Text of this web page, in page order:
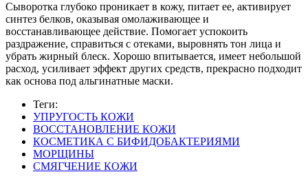
Сыворотка глубоко проникает в кожу, питает ее, активирует
синтез белков, оказывая омолаживающее и
восстанавливающее действие. Помогает успокоить
раздражение, справиться с отеками, выровнять тон лица и
убрать жирный блеск. Хорошо впитывается, имеет небольшой
расход, усиливает эффект других средств, прекрасно подходит
как основа под альгинатные маски.
Теги:
УПРУГОСТЬ КОЖИ
ВОССТАНОВЛЕНИЕ КОЖИ
КОСМЕТИКА С БИФИДОБАКТЕРИЯМИ
МОРЩИНЫ
СМЯГЧЕНИЕ КОЖИ